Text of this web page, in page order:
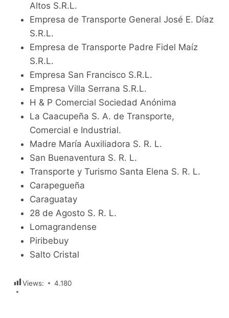
Altos S.R.L.
Empresa de Transporte General José E. Díaz
S.R.L.
Empresa de Transporte Padre Fidel Maíz
S.R.L.
Empresa San Francisco S.R.L.
Empresa Villa Serrana S.R.L.
H & P Comercial Sociedad Anónima
La Caacupeña S. A. de Transporte,
Comercial e Industrial.
Madre María Auxiliadora S. R. L.
San Buenaventura S. R. L.
Transporte y Turismo Santa Elena S. R. L.
Carapegueña
Caraguatay
28 de Agosto S. R. L.
Lomagrandense
Piribebuy
Salto Cristal
Views: 4.180